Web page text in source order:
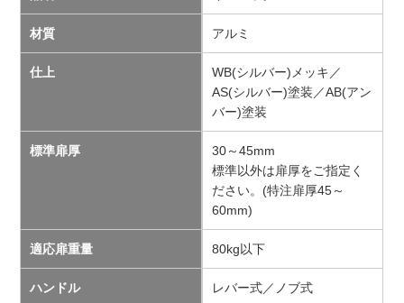
材質 アルミ
仕上
WB(シルバー)メッキ／
AS(シルバー)塗装／AB(アン
バー)塗装
標準扉厚
30～45mm
標準以外は扉厚をご指定く
ださい。(特注扉厚45～
60mm)
適応扉重量 80kg以下
ハンドル レバー式／ノブ式